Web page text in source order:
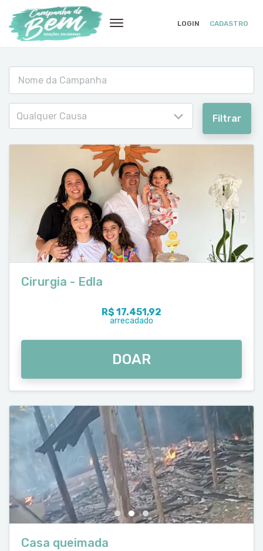
LOGIN CADASTRO
Qualquer Causa Filtrar
Cirurgia - Edla
R$ 17.451,92
arrecadado
DOAR
Casa queimada